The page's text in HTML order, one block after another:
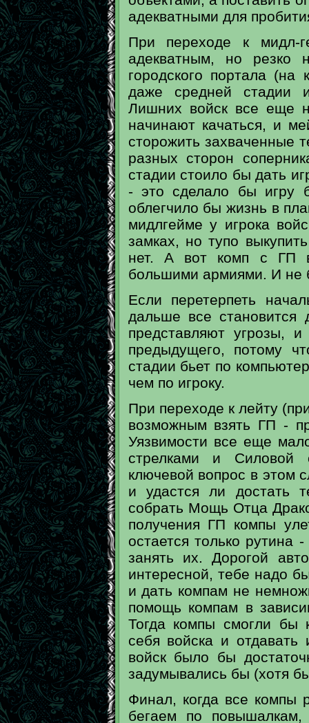
адекватными для
При переходе к мидл-
адекватным, но резко
городского портала
даже средней стадии
Лишних войск все еще
начинают качаться, и
сторожить захваченные
разных сторон
стадии стоило бы дать
- это сделало бы игру
облегчило бы жизнь в
мидлгейме у игрока
замках, но тупо
нет. А вот комп с ГП
большими армиями. И не
Если перетерпеть
дальше все становится
представляют угрозы,
предыдущего, потому
стадии бьет по
чем по игроку.
При переходе к лейту
возможным взять ГП -
Уязвимости все еще
стрелками и
ключевой вопрос в этом
и удастся ли достать
собрать Мощь Отца
получения ГП компы
остается только рутина
занять их. Дорогой
интересной, тебе надо
и дать компам не
помощь компам в
Тогда компы смогли бы
себя войска и
войск было бы
задумывались бы (хотя
Финал, когда все компы
бегаем по